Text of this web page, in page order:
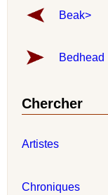
Beak>
Bedhead
Chercher
Artistes
Chroniques